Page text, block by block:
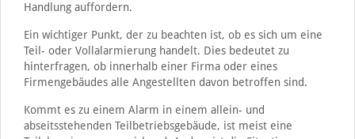
Handlung auffordern.
Ein wichtiger Punkt, der zu beachten ist, ob es sich um eine
Teil- oder Vollalarmierung handelt. Dies bedeutet zu
hinterfragen, ob innerhalb einer Firma oder eines
Firmengebäudes alle Angestellten davon betroffen sind.
Kommt es zu einem Alarm in einem allein- und
abseitsstehenden Teilbetriebsgebäude, ist meist eine